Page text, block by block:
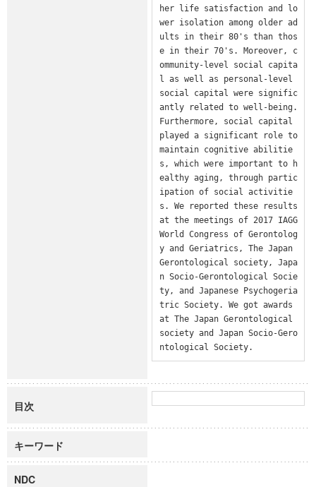
her life satisfaction and lo
wer isolation among older ad
ults in their 80's than thos
e in their 70's. Moreover, c
ommunity-level social capita
l as well as personal-level
social capital were signific
antly related to well-being.
Furthermore, social capital
played a significant role to
maintain cognitive abilitie
s, which were important to h
ealthy aging, through partic
ipation of social activitie
s. We reported these results
at the meetings of 2017 IAGG
World Congress of Gerontolog
y and Geriatrics, The Japan
Gerontological society, Japa
n Socio-Gerontological Socie
ty, and Japanese Psychogeria
tric Society. We got awards
at The Japan Gerontological
society and Japan Socio-Gero
ntological Society.
目次
キーワード
NDC